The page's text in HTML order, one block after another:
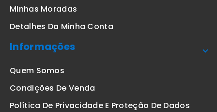
Minhas Moradas
Detalhes Da Minha Conta
Informações
Quem Somos
Condições De Venda
Política De Privacidade E Proteção De Dados